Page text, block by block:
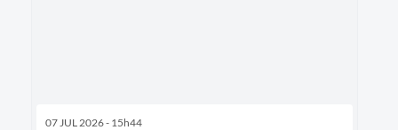
07 JUL 2026 - 15h44